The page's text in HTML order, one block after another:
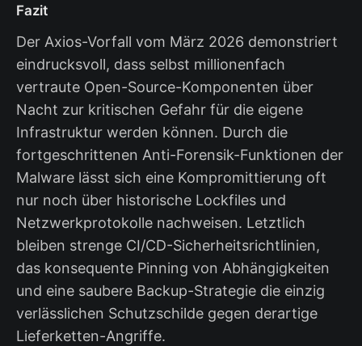
Fazit
Der Axios-Vorfall vom März 2026 demonstriert
eindrucksvoll, dass selbst millionenfach
vertraute Open-Source-Komponenten über
Nacht zur kritischen Gefahr für die eigene
Infrastruktur werden können. Durch die
fortgeschrittenen Anti-Forensik-Funktionen der
Malware lässt sich eine Kompromittierung oft
nur noch über historische Lockfiles und
Netzwerkprotokolle nachweisen. Letztlich
bleiben strenge CI/CD-Sicherheitsrichtlinien,
das konsequente Pinning von Abhängigkeiten
und eine saubere Backup-Strategie die einzig
verlässlichen Schutzschilde gegen derartige
Lieferketten-Angriffe.